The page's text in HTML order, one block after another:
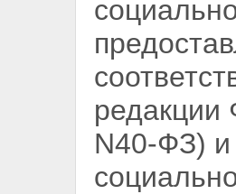
редакции
N40-ФЗ)